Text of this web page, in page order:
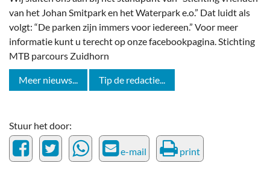
van het Johan Smitpark en het Waterpark e.o.” Dat luidt als
volgt: “De parken zijn immers voor iedereen.” Voor meer
informatie kunt u terecht op onze facebookpagina. Stichting
MTB parcours Zuidhorn
Meer nieuws... Tip de redactie...
Stuur het door:
e-mail print